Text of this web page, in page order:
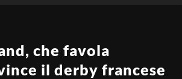
che favola
il derby francese